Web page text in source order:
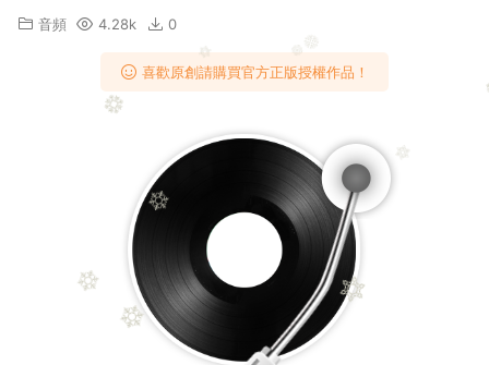
音頻 4.28k 0
喜歡原創請購買官方正版授權作品！